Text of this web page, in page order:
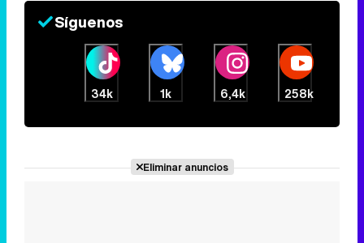
Síguenos
34k 1k 6,4k 258k
Eliminar anuncios